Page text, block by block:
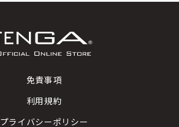
免責事項
利用規約
プライバシーポリシー